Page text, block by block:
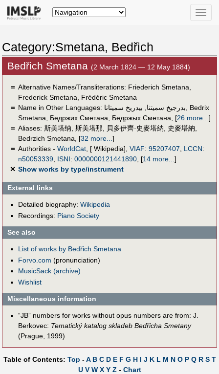
Toggle
Category:Smetana, Bedřich
Bedřich Smetana (2 March 1824 — 12 May 1884)
＝ Alternative Names/Transliterations: Friederich Smetana,
Frederick Smetana, Frédéric Smetana
＝ Name in Other Languages: بدرجيخ سميتنا, بيدريخ سميتانا , Bedrix
Smetana, Бедржих Сметана, Бедржых Сметана, [26 more...]
＝ Aliases: 斯美塔纳, 斯美塔那, 貝多伊齊·史麥塔納, 史麥塔納,
Bedrzich Smetana, [32 more...]
＝ Authorities - WorldCat, [ Wikipedia], VIAF: 95207407, LCCN:
n50053339, ISNI: 0000000121441890, [14 more...]
✕ Show works by type/instrument
External links
Detailed biography: Wikipedia
Recordings: Piano Society
See also
List of works by Bedřich Smetana
Forvo.com (pronunciation)
MusicSack (archive)
Wishlist
Miscellaneous information
“JB” numbers for works without opus numbers are from: J.
Berkovec: Tematický katalog skladeb Bedřicha Smetany
(Prague, 1999)
Table of Contents: Top -A B C D E F G H I J K L M N O P Q R S T
U V W X Y Z - Chart